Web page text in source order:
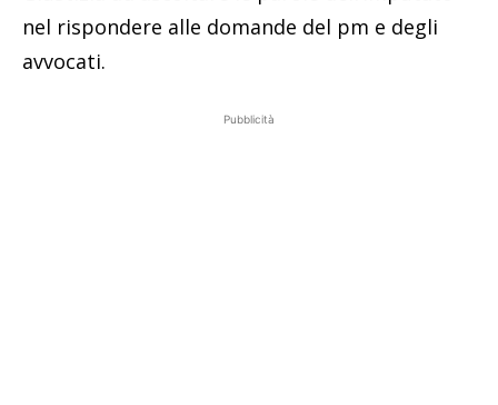
nel rispondere alle domande del pm e degli
avvocati.
Pubblicità